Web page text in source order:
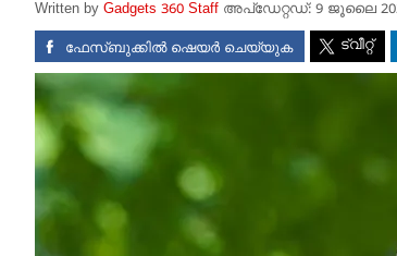
Written by Gadgets 360 Staff അപ്‌ഡേറ്റഡ്: 9 ജൂലൈ 2026
ഫേസ്ബുക്കിൽ ഷെയർ ചെയ്യുക ട്വീറ്റ്